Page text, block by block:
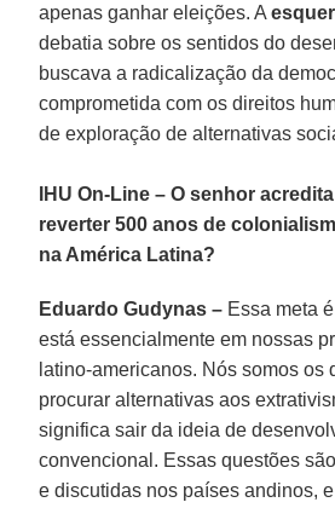
apenas ganhar eleições. A
debatia sobre os sentidos do
buscava a radicalização da
comprometida com os direitos
de exploração de alternativas
IHU On-Line – O senhor
reverter 500 anos de
na América Latina?
Eduardo Gudynas – Essa meta
está essencialmente em nossas
latino-americanos. Nós somos os
procurar alternativas aos
significa sair da ideia de
convencional. Essas questões
e discutidas nos países andinos,